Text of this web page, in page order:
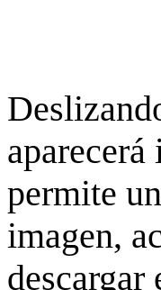
permite
imagen,
descargar